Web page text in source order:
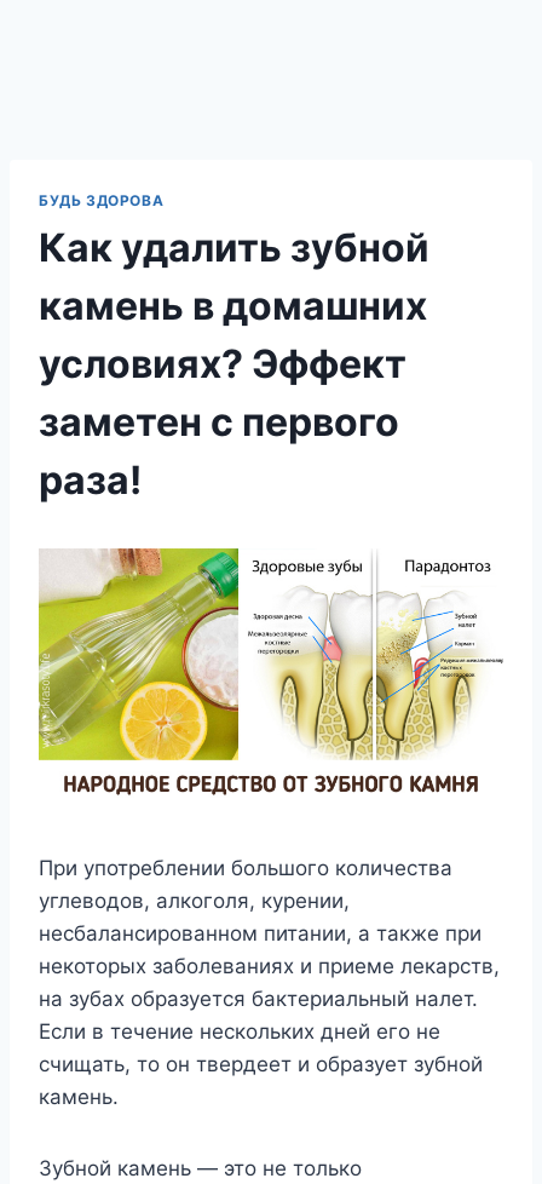
БУДЬ ЗДОРОВА
Как удалить зубной
камень в домашних
условиях? Эффект
заметен с первого
раза!
При употреблении большого количества
углеводов, алкоголя, курении,
несбалансированном питании, а также при
некоторых заболеваниях и приеме лекарств,
на зубах образуется бактериальный налет.
Если в течение нескольких дней его не
счищать, то он твердеет и образует зубной
камень.
Зубной камень — это не только